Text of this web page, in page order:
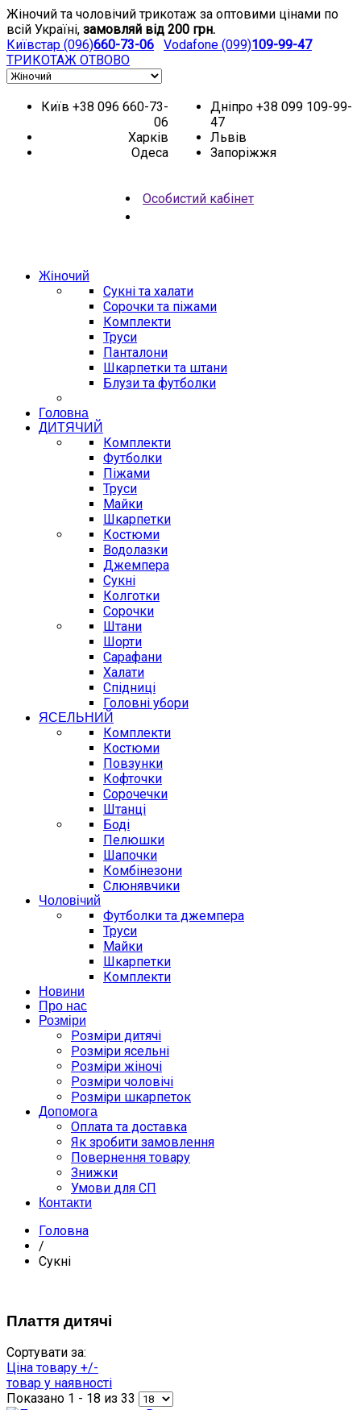
Жіночий та чоловічий трикотаж за оптовими цінами по
всій Україні, замовляй від 200 грн.
Київстар (096)660-73-06 Vodafone (099)109-99-47
ТРИКОТАЖ ОТВОВО
Київ +38 096 660-73-
06
Харків
Одеса
Дніпро +38 099 109-99-
47
Львів
Запоріжжя
Особистий кабінет
Жіночий
Сукні та халати
Сорочки та піжами
Комплекти
Труси
Панталони
Шкарпетки та штани
Блузи та футболки
Головна
ДИТЯЧИЙ
Комплекти
Футболки
Піжами
Труси
Майки
Шкарпетки
Костюми
Водолазки
Джемпера
Сукні
Колготки
Сорочки
Штани
Шорти
Сарафани
Халати
Спідниці
Головні убори
ЯСЕЛЬНИЙ
Комплекти
Костюми
Повзунки
Кофточки
Сорочечки
Штанці
Боді
Пелюшки
Шапочки
Комбінезони
Слюнявчики
Чоловічий
Футболки та джемпера
Труси
Майки
Шкарпетки
Комплекти
Новини
Про нас
Розміри
Розміри дитячі
Розміри ясельні
Розміри жіночі
Розміри чоловічі
Розміри шкарпеток
Допомога
Оплата та доставка
Як зробити замовлення
Повернення товару
Знижки
Умови для СП
Контакти
Головна
/
Сукні
Плаття дитячі
Сортувати за:
Ціна товару +/-
товар у наявності
Показано 1 - 18 из 33